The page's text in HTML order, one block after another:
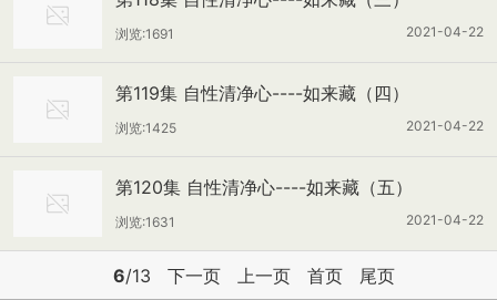
2021-04-22
浏览:1691
第119集 自性清净心----如来藏（四）
2021-04-22
浏览:1425
第120集 自性清净心----如来藏（五）
2021-04-22
浏览:1631
6/13 下一页 上一页 首页 尾页